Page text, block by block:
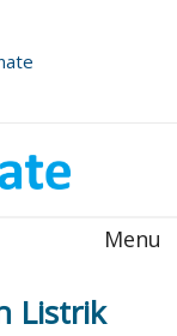
Menu
Listrik